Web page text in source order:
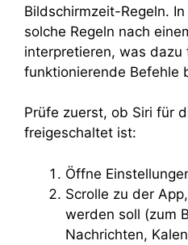
Bildschirmzeit-Regeln.
solche Regeln nach
interpretieren, was
funktionierende Befehle
Prüfe zuerst, ob Siri für
freigeschaltet ist:
Öffne
Scrolle zu der
werden soll (zum
Nachrichten,